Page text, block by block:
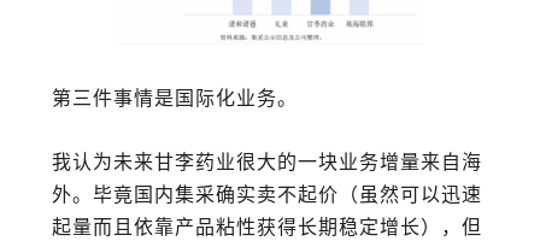
第三件事情是国际化业务。
我认为未来甘李药业很大的一块业务增量来自海
外。毕竟国内集采确实卖不起价（虽然可以迅速
起量而且依靠产品粘性获得长期稳定增长），但